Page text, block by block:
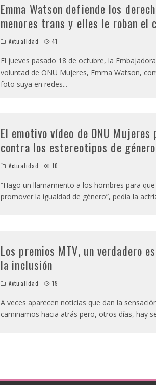
Emma Watson defiende los
menores trans y elles le roban el
Actualidad 41
El jueves pasado 18 de octubre, la
voluntad de ONU Mujeres, Emma Watson,
foto suya en redes...
El emotivo vídeo de ONU Mujeres
contra los estereotipos de género
Actualidad 10
“Hago un llamamiento a los hombres para
promover la igualdad de género”, pedía la
Los premios MTV, un verdadero
la inclusión
Actualidad 19
A veces aparecen noticias que dan la
caminamos hacia atrás pero, otros días, hay